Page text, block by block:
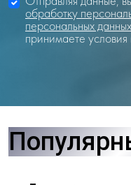
обработку
персональных данных
принимаете